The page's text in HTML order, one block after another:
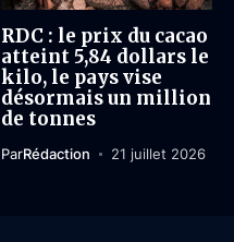
RDC : le prix du cacao
atteint 5,84 dollars le
kilo, le pays vise
désormais un million
de tonnes
ParRédaction 21 juillet 2026